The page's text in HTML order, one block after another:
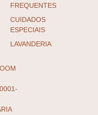
FREQUENTES
CUIDADOS
ESPECIAIS
LAVANDERIA